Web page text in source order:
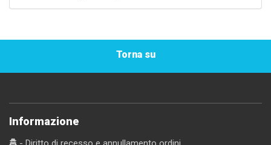
Torna su
Informazione